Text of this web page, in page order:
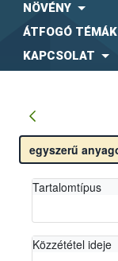
NÖVÉNY
ÁTFOGÓ TÉMÁK
KAPCSOLAT
Tartalomtípus
Közzététel ideje